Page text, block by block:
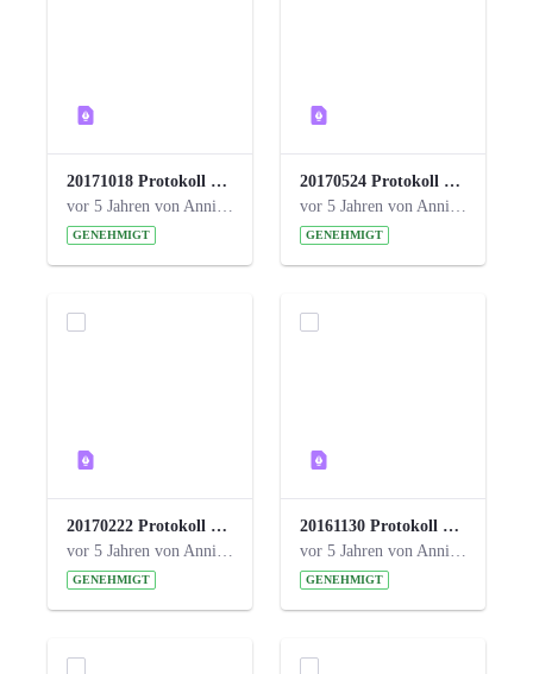
20171018 Protokoll 21. Steuerungskreis.pdf
vor 5 Jahren von Anni Schlumberger
GENEHMIGT
20170524 Protokoll 20. Steuerungskreis.pdf
vor 5 Jahren von Anni Schlumberger
GENEHMIGT
20170222 Protokoll 19. Steuerungskreis.pdf
vor 5 Jahren von Anni Schlumberger
GENEHMIGT
20161130 Protokoll 18. Steuerungskreis.pdf
vor 5 Jahren von Anni Schlumberger
GENEHMIGT